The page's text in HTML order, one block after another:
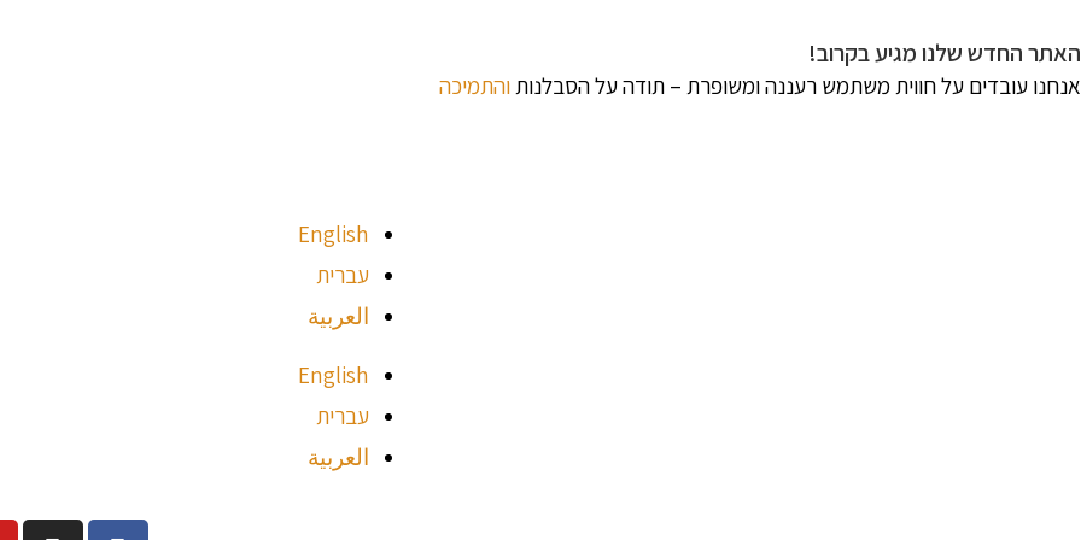
האתר החדש שלנו מגיע בקרוב!
אנחנו עובדים על חווית משתמש רעננה ומשופרת – תודה על הסבלנותוהתמיכה
English
עברית
العربية
English
עברית
العربية